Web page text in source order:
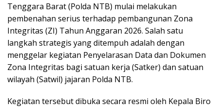
Tenggara Barat (Polda NTB) mulai melakukan
pembenahan serius terhadap pembangunan Zona
Integritas (ZI) Tahun Anggaran 2026. Salah satu
langkah strategis yang ditempuh adalah dengan
menggelar kegiatan Penyelarasan Data dan Dokumen
Zona Integritas bagi satuan kerja (Satker) dan satuan
wilayah (Satwil) jajaran Polda NTB.
Kegiatan tersebut dibuka secara resmi oleh Kepala Biro